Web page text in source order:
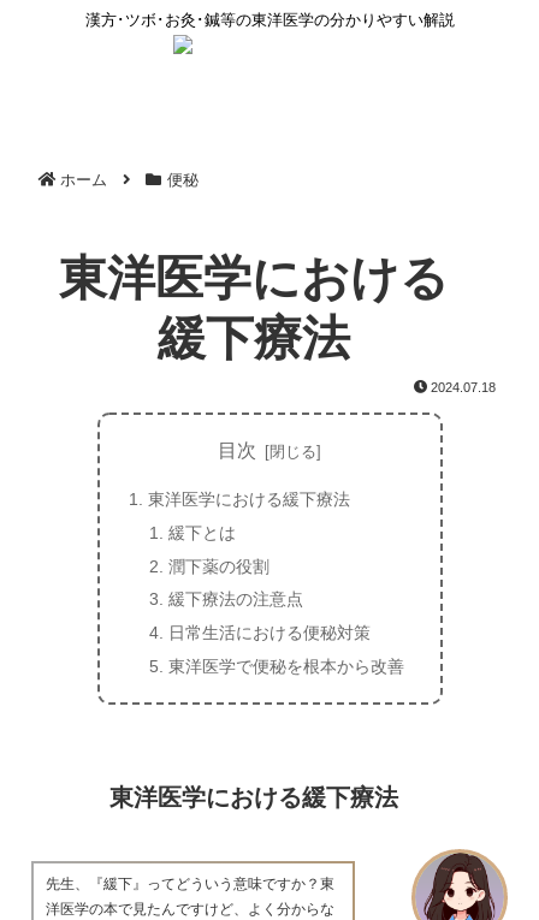
漢方･ツボ･お灸･鍼等の東洋医学の分かりやすい解説
ホーム 便秘
東洋医学における
緩下療法
2024.07.18
目次
東洋医学における緩下療法
緩下とは
潤下薬の役割
緩下療法の注意点
日常生活における便秘対策
東洋医学で便秘を根本から改善
東洋医学における緩下療法
先生、『緩下』ってどういう意味ですか？東
洋医学の本で見たんですけど、よく分からな